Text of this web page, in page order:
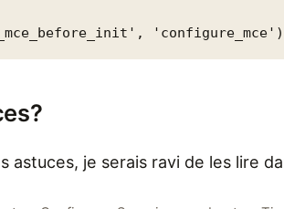
astuces, je serais ravi de les lire